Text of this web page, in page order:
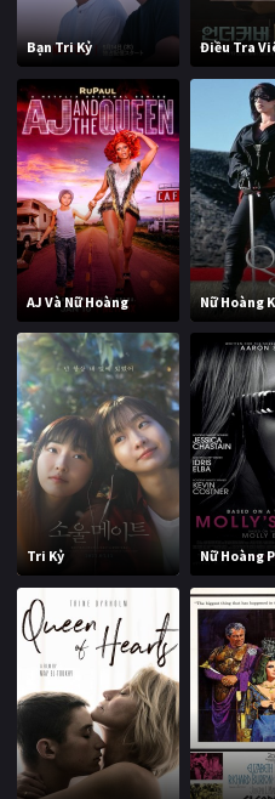
Bạn Tri Kỷ Điều Tra
AJ Và Nữ Hoàng Nữ Hoàng
Tri Kỷ Nữ Hoàng